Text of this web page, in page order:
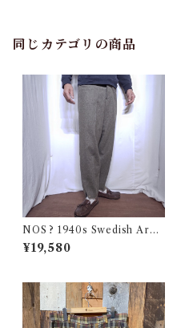
同じカテゴリの商品
NOS ? 1940s Swedish Arm
y Wool Pants / デッドストッ
ク？ユーロ ミリタリー スウェ
¥19,580